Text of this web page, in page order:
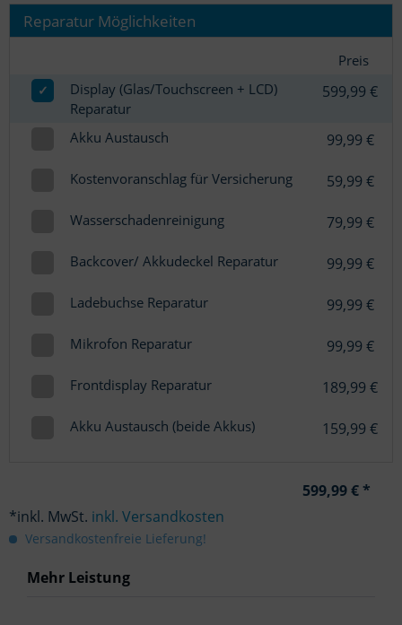
Reparatur Möglichkeiten
Preis
✓
Display (Glas/Touchscreen + LCD)
Reparatur
599,99 €
Akku Austausch 99,99 €
Kostenvoranschlag für Versicherung 59,99 €
Wasserschadenreinigung 79,99 €
Backcover/ Akkudeckel Reparatur 99,99 €
Ladebuchse Reparatur 99,99 €
Mikrofon Reparatur 99,99 €
Frontdisplay Reparatur 189,99 €
Akku Austausch (beide Akkus) 159,99 €
599,99 € *
*inkl. MwSt. inkl. Versandkosten
Versandkostenfreie Lieferung!
Mehr Leistung